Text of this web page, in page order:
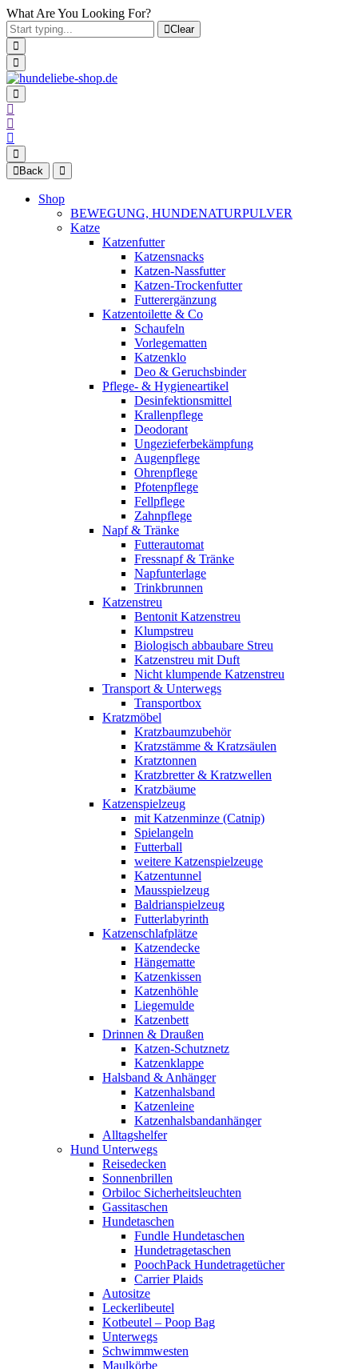
What Are You Looking For?
Clear
Back
Shop
BEWEGUNG, HUNDENATURPULVER
Katze
Katzenfutter
Katzensnacks
Katzen-Nassfutter
Katzen-Trockenfutter
Futterergänzung
Katzentoilette & Co
Schaufeln
Vorlegematten
Katzenklo
Deo & Geruchsbinder
Pflege- & Hygieneartikel
Desinfektionsmittel
Krallenpflege
Deodorant
Ungezieferbekämpfung
Augenpflege
Ohrenpflege
Pfotenpflege
Fellpflege
Zahnpflege
Napf & Tränke
Futterautomat
Fressnapf & Tränke
Napfunterlage
Trinkbrunnen
Katzenstreu
Bentonit Katzenstreu
Klumpstreu
Biologisch abbaubare Streu
Katzenstreu mit Duft
Nicht klumpende Katzenstreu
Transport & Unterwegs
Transportbox
Kratzmöbel
Kratzbaumzubehör
Kratzstämme & Kratzsäulen
Kratztonnen
Kratzbretter & Kratzwellen
Kratzbäume
Katzenspielzeug
mit Katzenminze (Catnip)
Spielangeln
Futterball
weitere Katzenspielzeuge
Katzentunnel
Mausspielzeug
Baldrianspielzeug
Futterlabyrinth
Katzenschlafplätze
Katzendecke
Hängematte
Katzenkissen
Katzenhöhle
Liegemulde
Katzenbett
Drinnen & Draußen
Katzen-Schutznetz
Katzenklappe
Halsband & Anhänger
Katzenhalsband
Katzenleine
Katzenhalsbandanhänger
Alltagshelfer
Hund Unterwegs
Reisedecken
Sonnenbrillen
Orbiloc Sicherheitsleuchten
Gassitaschen
Hundetaschen
Fundle Hundetaschen
Hundetragetaschen
PoochPack Hundetragetücher
Carrier Plaids
Autositze
Leckerlibeutel
Kotbeutel – Poop Bag
Unterwegs
Schwimmwesten
Maulkörbe